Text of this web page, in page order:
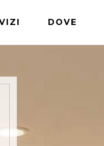
DOVE